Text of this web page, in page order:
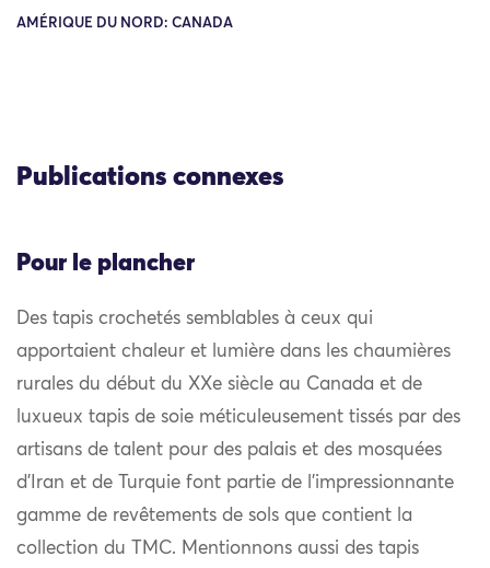
AMÉRIQUE DU NORD: CANADA
Publications connexes
Pour le plancher
Des tapis crochetés semblables à ceux qui
apportaient chaleur et lumière dans les chaumières
rurales du début du XXe siècle au Canada et de
luxueux tapis de soie méticuleusement tissés par des
artisans de talent pour des palais et des mosquées
d’Iran et de Turquie font partie de l’impressionnante
gamme de revêtements de sols que contient la
collection du TMC. Mentionnons aussi des tapis